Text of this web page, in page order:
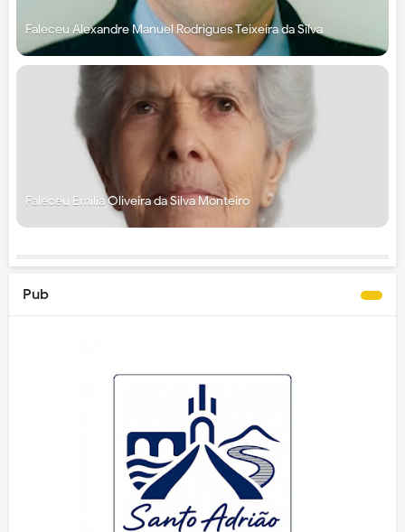
Faleceu Alexandre Manuel Rodrigues Teixeira da Silva
Faleceu Emília Oliveira da Silva Monteiro
Pub